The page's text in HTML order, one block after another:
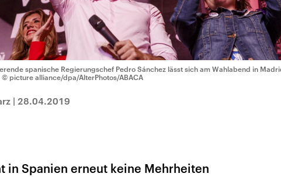
spanische Regierungschef Pedro Sánchez lässt sich am Wahlabend in
© picture alliance/dpa/AlterPhotos/ABACA
| 28.04.2019
in Spanien erneut keine Mehrheiten